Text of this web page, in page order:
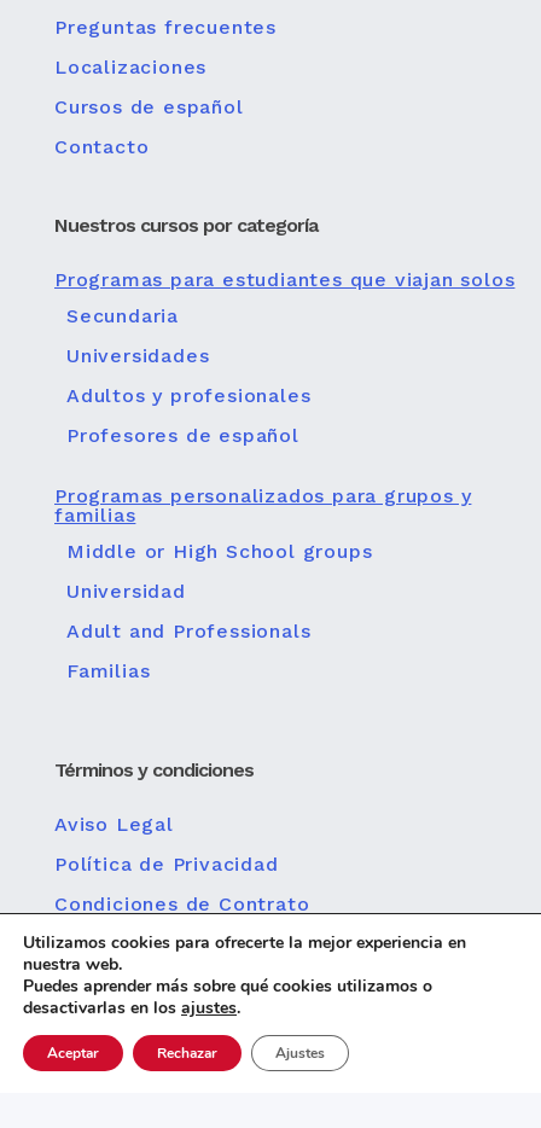
Preguntas frecuentes
Localizaciones
Cursos de español
Contacto
Nuestros cursos por categoría
Programas para estudiantes que viajan solos
Secundaria
Universidades
Adultos y profesionales
Profesores de español
Programas personalizados para grupos y
familias
Middle or High School groups
Universidad
Adult and Professionals
Familias
Términos y condiciones
Aviso Legal
Política de Privacidad
Condiciones de Contrato
Política de privacidad para redes sociales
Política de cookies
Utilizamos cookies para ofrecerte la mejor experiencia en
nuestra web.
Puedes aprender más sobre qué cookies utilizamos o
desactivarlas en los ajustes.
Aceptar Rechazar Ajustes